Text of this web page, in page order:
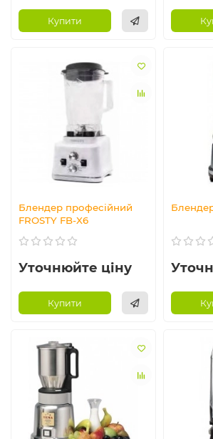
Купити
Блендер професійний
FROSTY FB-X6
Уточнюйте ціну
Купити